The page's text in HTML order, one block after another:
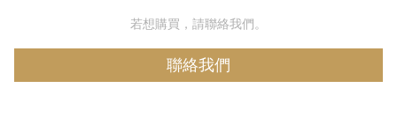
若想購買，請聯絡我們。
聯絡我們